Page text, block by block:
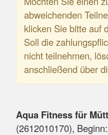
abweichenden
klicken Sie bitte auf
Soll die
nicht teilnehmen,
anschließend über
Aqua Fitness für
(2612010170), Beginn: